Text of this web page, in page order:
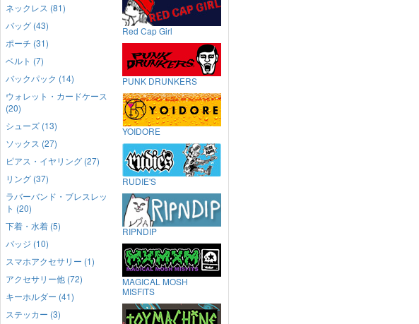
ネックレス (81)
バッグ (43)
ポーチ (31)
ベルト (7)
バックパック (14)
ウォレット・カードケース
(20)
シューズ (13)
ソックス (27)
ピアス・イヤリング (27)
リング (37)
ラバーバンド・ブレスレッ
ト (20)
下着・水着 (5)
バッジ (10)
スマホアクセサリー (1)
アクセサリー他 (72)
キーホルダー (41)
ステッカー (3)
Red Cap Girl
PUNK DRUNKERS
YOIDORE
RUDIE'S
RIPNDIP
MAGICAL MOSH
MISFITS